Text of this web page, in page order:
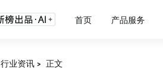
首页 产品服务
行业资讯 > 正文